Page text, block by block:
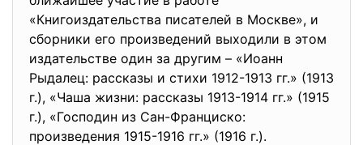
«Книгоиздательства писателей в Москве», и
сборники его произведений выходили в этом
издательстве один за другим – «Иоанн
Рыдалец: рассказы и стихи 1912-1913 гг.» (1913
г.), «Чаша жизни: рассказы 1913-1914 гг.» (1915
г.), «Господин из Сан-Франциско:
произведения 1915-1916 гг.» (1916 г.).